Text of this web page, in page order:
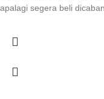
apalagi segera beli